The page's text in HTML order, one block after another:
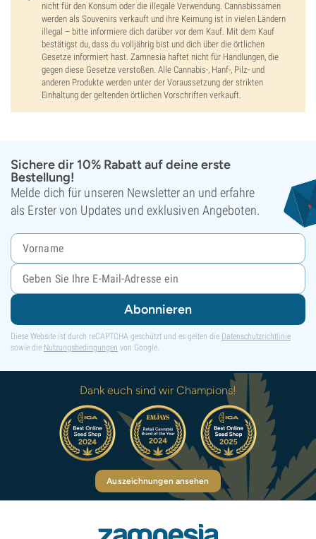
nicht für den Konsum oder die illegale Verwendung. Cannabissamen
werden als Souvenirs verkauft und ihre Keimung ist in vielen Ländern
illegal – bitte informiere dich darüber vor dem Kauf. Mit dem Kauf
bestätigst du, dass du volljährig bist und dich über die örtlichen
Gesetze informiert hast. Zamnesia haftet nicht für Handlungen, die
gegen diese Gesetze verstoßen. Alle Cannabis-, Hanf-, Pilz- und
anderen Produkte werden unter der Voraussetzung der strikten
Einhaltung der geltenden örtlichen Vorschriften verkauft.
Sichere dir 10% Rabatt auf deine erste
Bestellung!
Melde dich für unseren Newsletter an und erfahre
als Erster von Updates und exklusiven Angeboten.
Abonnieren
Diese Website ist durch reCAPTCHA geschützt und es gelten die Datenschutzrichtlinie
sowie die Nutzungsbedingungen von Google.
Dank euch sind wir Champions!
Auszeichnungen ansehen